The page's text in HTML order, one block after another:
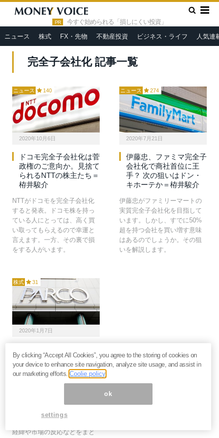
PR 今すぐ始められる「損しにくい投資」
ニュース 株式 FX・先物 不動産投資 ビジネス・ライフ 人気連
HOME » 完全子会社化
完全子会社化 記事一覧
ニュース 140
2020年10月6日
ドコモ完全子会社化は菅
政権のご意向か。見捨て
られるNTTの株主たち＝
栫井駿介
NTTがドコモを完全子会社化
すると発表。ドコモ株を持っ
ている人にとっては、高く買
い取ってもらえるので幸運と
言えます。一方、その裏で損
をする人がいます。
ニュース 274
2020年7月21日
伊藤忠、ファミマ完全子
会社化で商社首位に王
手？ 次の狙いはドン・
キホーテか＝栫井駿介
伊藤忠がファミリーマートの
実質完全子会社化を目指して
います。しかし、すでに50%
超を持つ会社を買い増す意味
はあるのでしょうか。その狙
いを解説します。
株式 31
2020年1月7日
Jフロントリテイリング
がTOBでパルコを完全
子会社化へ
全子会社化を目的とした株式
経緯や市場の反応などをまと
By clicking “Accept All Cookies”, you agree to the storing of cookies on
your device to enhance site navigation, analyze site usage, and assist in
our marketing efforts.Coolie policy
ok
settings